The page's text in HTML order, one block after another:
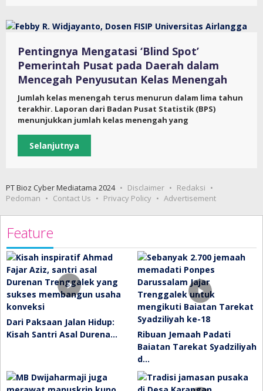
Pentingnya Mengatasi ‘Blind Spot’
Pemerintah Pusat pada Daerah dalam
Mencegah Penyusutan Kelas Menengah
Jumlah kelas menengah terus menurun dalam lima tahun
terakhir. Laporan dari Badan Pusat Statistik (BPS)
menunjukkan jumlah kelas menengah yang
Selanjutnya
PT Bioz Cyber Mediatama 2024 Disclaimer
Redaksi
Pedoman
Contact Us Privacy Policy Advertisement
Feature
Dari Paksaan Jalan Hidup:
Kisah Santri Asal Durena…
Ribuan Jemaah Padati
Baiatan Tarekat Syadziliyah
d…